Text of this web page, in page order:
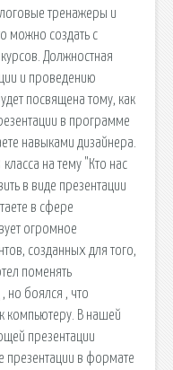
тренажеры и
можно создать с
Должностная
и проведению
посвящена тому, как
в программе
навыками дизайнера.
на тему "Кто нас
в виде презентации
в сфере
огромное
созданных для того,
поменять
но боялся , что
компьютеру. В нашей
презентации
презентации в формате